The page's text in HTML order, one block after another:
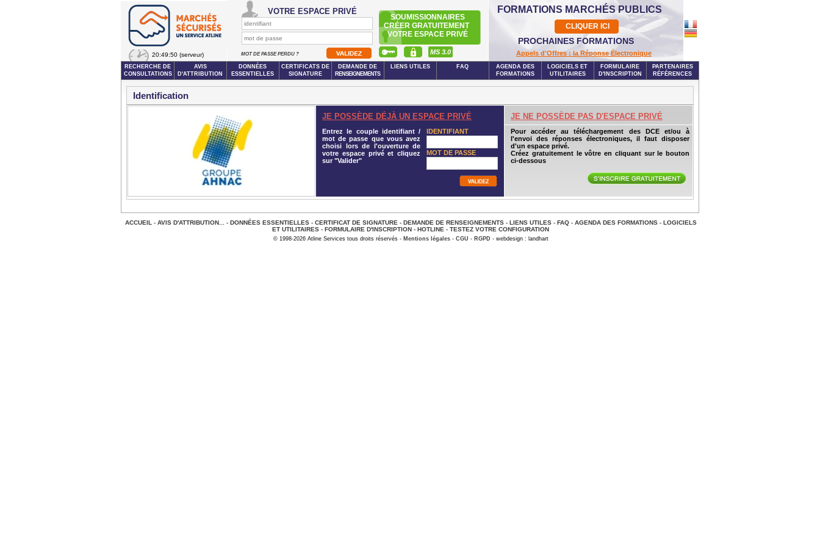
20:49:50 (serveur)
VOTRE ESPACE PRIVÉ
MOT DE PASSE PERDU ? MS 3.0
SOUMISSIONNAIRES
CRÉER GRATUITEMENT
VOTRE ESPACE PRIVÉ
FORMATIONS MARCHÉS PUBLICS
CLIQUER ICI
PROCHAINES FORMATIONS
Appels d'Offres : la Réponse Électronique
RECHERCHE DE
CONSULTATIONS
AVIS
D'ATTRIBUTION
DONNÉES
ESSENTIELLES
CERTIFICATS DE
SIGNATURE
DEMANDE DE
RENSEIGNEMENTS
LIENS UTILES FAQ
AGENDA DES
FORMATIONS
LOGICIELS ET
UTILITAIRES
FORMULAIRE
D'INSCRIPTION
PARTENAIRES
RÉFÉRENCES
Identification
JE POSSÈDE DÉJÀ UN ESPACE PRIVÉ
Entrez le couple identifiant /
mot de passe que vous avez
choisi lors de l'ouverture de
votre espace privé et cliquez
sur "Valider"
IDENTIFIANT
MOT DE PASSE
JE NE POSSÈDE PAS D'ESPACE PRIVÉ
Pour accéder au téléchargement des DCE et/ou à
l'envoi des réponses électroniques, il faut disposer
d'un espace privé.
Créez gratuitement le vôtre en cliquant sur le bouton
ci-dessous
ACCUEIL - AVIS D'ATTRIBUTION... - DONNÉES ESSENTIELLES- CERTIFICAT DE SIGNATURE - DEMANDE DE RENSEIGNEMENTS- LIENS UTILES- FAQ- AGENDA DES FORMATIONS- LOGICIELS
ET UTILITAIRES - FORMULAIRE D'INSCRIPTION - HOTLINE - TESTEZ VOTRE CONFIGURATION
© 1998-2026 Atline Services tous droits réservés - Mentions légales- CGU - RGPD - webdesign : landhart